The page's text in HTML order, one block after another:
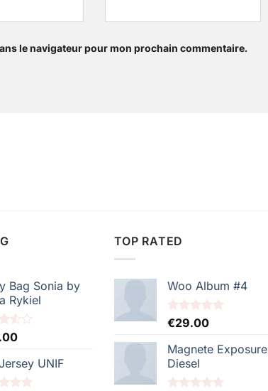
le navigateur pour mon prochain commentaire.
Bag Sonia by
Rykiel
UNIF
TOP RATED
Woo Album #4
Note5.00
€29.00
Magnete Exposure
Diesel